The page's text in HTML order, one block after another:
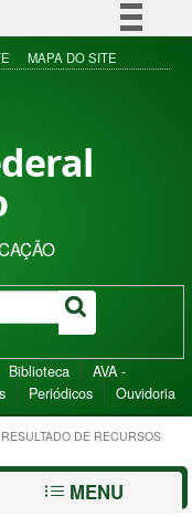
Simplifique!
à informação
MAPA DO SITE
Biblioteca
AVA -
Periódicos Ouvidoria
DE RECURSOS
MENU